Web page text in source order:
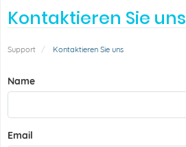
Kontaktieren Sie uns
Support Kontaktieren Sie uns
Name
Email